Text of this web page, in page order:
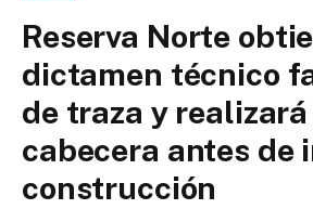
Reserva Norte
dictamen técnico
de traza y
cabecera antes de
construcción